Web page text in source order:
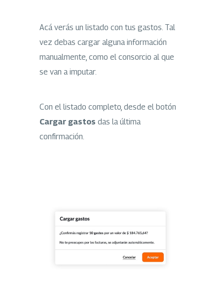
Acá verás un listado con tus gastos. Tal
vez debas cargar alguna información
manualmente, como el consorcio al que
se van a imputar.
Con el listado completo, desde el botón
Cargar gastosdas la última
confirmación.